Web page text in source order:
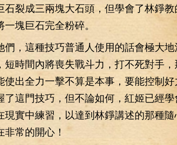
裂成三兩塊大石頭，但學會了林錚教
塊巨石完全粉碎。
這種技巧普通人使用的話會極大地
短時間內將喪失戰斗力，打不死對手
使出全力一擊不算是本事，要能控制
了這門技巧，但不論如何，紅姬已經
現實中練習，以達到林錚講述的那種
常的開心！